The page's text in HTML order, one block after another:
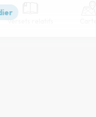
Versets relatifs